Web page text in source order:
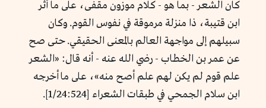
كان الشعر - بما هو - كلام موزون مقفى، على ما أثر
ابن قتيبة، ذا منزلة مرموقة في نفوس القوم. وكان
سبيلهم إلى مواجهة العالم بالمعنى الحقيقي. حتى صح
عن عمر بن الخطاب - رضي الله عنه - أنه قال: «الشعر
علم قوم لم يكن لهم علم أصح منه»، على ما أخرجه
ابن سلام الجمحي في طبقات الشعراء [1/24:524].